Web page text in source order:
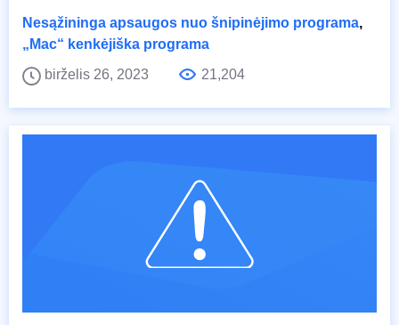
Nesąžininga apsaugos nuo šnipinėjimo programa,
„Mac“ kenkėjiška programa
birželis 26, 2023
21,204